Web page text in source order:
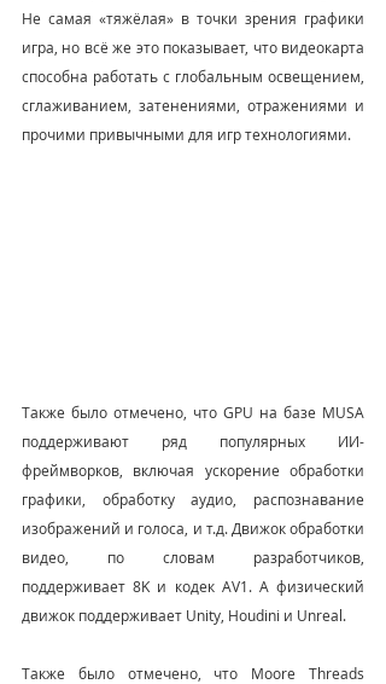
Не самая «тяжёлая» в точки зрения графики
игра, но всё же это показывает, что видеокарта
способна работать с глобальным освещением,
сглаживанием, затенениями, отражениями и
прочими привычными для игр технологиями.
Также было отмечено, что GPU на базе MUSA
поддерживают ряд популярных ИИ-
фреймворков, включая ускорение обработки
графики, обработку аудио, распознавание
изображений и голоса, и т.д. Движок обработки
видео, по словам разработчиков,
поддерживает 8K и кодек AV1. А физический
движок поддерживает Unity, Houdini и Unreal.
Также было отмечено, что Moore Threads